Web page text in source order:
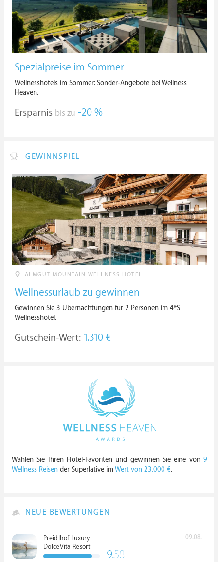
Spezialpreise im Sommer
Wellnesshotels im Sommer: Sonder-Angebote bei Wellness
Heaven.
Ersparnis bis zu -20 %
GEWINNSPIEL
ALMGUT MOUNTAIN WELLNESS HOTEL
Wellnessurlaub zu gewinnen
Gewinnen Sie 3 Übernachtungen für 2 Personen im 4*S
Wellnesshotel.
Gutschein-Wert: 1.310 €
Wählen Sie Ihren Hotel-Favoriten und gewinnen Sie eine von 9
Wellness Reisen der Superlative imWert von 23.000 €.
NEUE BEWERTUNGEN
Preidlhof Luxury
DolceVita Resort
*****
09.08.
9.58